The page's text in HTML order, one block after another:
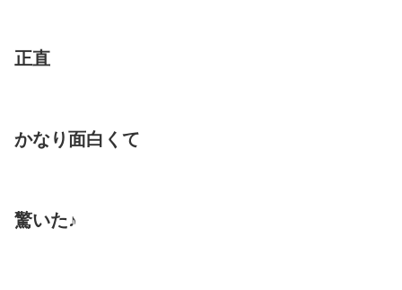
正直
かなり面白くて
驚いた♪